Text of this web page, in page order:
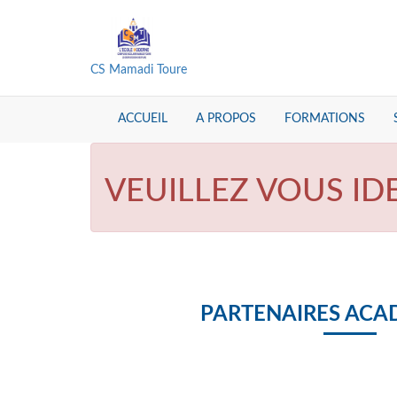
CS Mamadi Toure
ACCUEIL A PROPOS FORMATIONS
VEUILLEZ VOUS
PARTENAIRES